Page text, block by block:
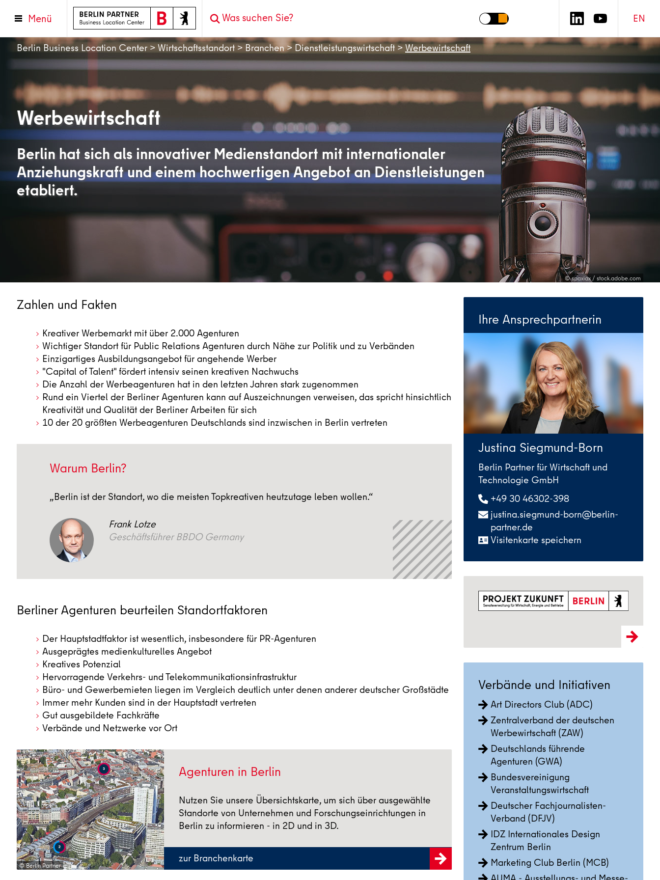
Menü EN
© spaxiax / stock.adobe.com
Berlin Business Location Center > Wirtschaftsstandort > Branchen> Dienstleistungswirtschaft>Werbewirtschaft
Werbewirtschaft
Berlin hat sich als innovativer Medienstandort mit internationaler
Anziehungskraft und einem hochwertigen Angebot an Dienstleistungen
etabliert.
Zahlen und Fakten
Kreativer Werbemarkt mit über 2.000 Agenturen
Wichtiger Standort für Public Relations Agenturen durch Nähe zur Politik und zu Verbänden
Einzigartiges Ausbildungsangebot für angehende Werber
"Capital of Talent" fördert intensiv seinen kreativen Nachwuchs
Die Anzahl der Werbeagenturen hat in den letzten Jahren stark zugenommen
Rund ein Viertel der Berliner Agenturen kann auf Auszeichnungen verweisen, das spricht hinsichtlich
Kreativität und Qualität der Berliner Arbeiten für sich
10 der 20 größten Werbeagenturen Deutschlands sind inzwischen in Berlin vertreten
Warum Berlin?
„Berlin ist der Standort, wo die meisten Topkreativen heutzutage leben wollen.“
Frank Lotze
Geschäftsführer BBDO Germany
Berliner Agenturen beurteilen Standortfaktoren
Der Hauptstadtfaktor ist wesentlich, insbesondere für PR-Agenturen
Ausgeprägtes medienkulturelles Angebot
Kreatives Potenzial
Hervorragende Verkehrs- und Telekommunikationsinfrastruktur
Büro- und Gewerbemieten liegen im Vergleich deutlich unter denen anderer deutscher Großstädte
Immer mehr Kunden sind in der Hauptstadt vertreten
Gut ausgebildete Fachkräfte
Verbände und Netzwerke vor Ort
© Berlin Partner
Agenturen in Berlin
Nutzen Sie unsere Übersichtskarte, um sich über ausgewählte
Standorte von Unternehmen und Forschungseinrichtungen in
Berlin zu informieren - in 2D und in 3D.
zur Branchenkarte
Ihre Ansprechpartnerin
Justina Siegmund-Born
Berlin Partner für Wirtschaft und
Technologie GmbH
+49 30 46302-398
justina.siegmund-born@berlin-
partner.de
Visitenkarte speichern
Verbände und Initiativen
Art Directors Club (ADC)
Zentralverband der deutschen
Werbewirtschaft (ZAW)
Deutschlands führende
Agenturen (GWA)
Bundesvereinigung
Veranstaltungswirtschaft
Deutscher Fachjournalisten-
Verband (DFJV)
IDZ Internationales Design
Zentrum Berlin
Marketing Club Berlin (MCB)